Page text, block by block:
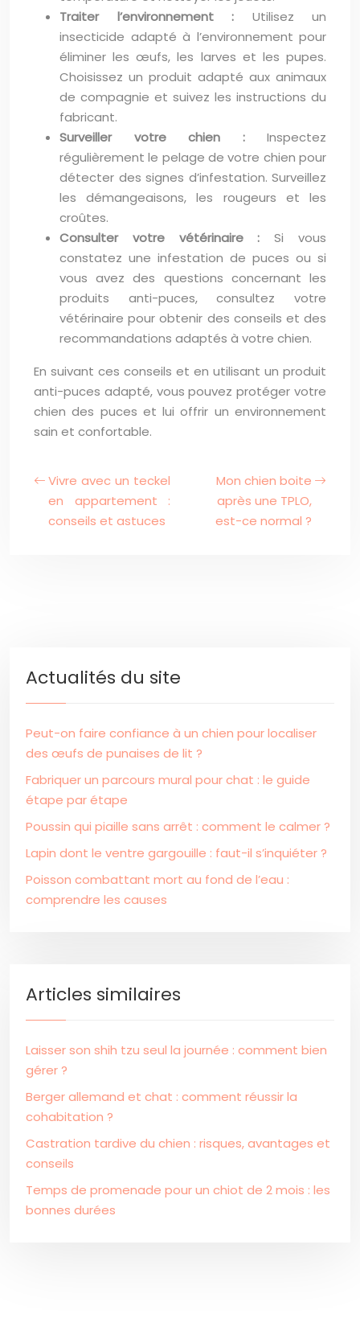
Traiter l’environnement : Utilisez un
insecticide adapté à l’environnement pour
éliminer les œufs, les larves et les pupes.
Choisissez un produit adapté aux animaux
de compagnie et suivez les instructions du
fabricant.
Surveiller votre chien : Inspectez
régulièrement le pelage de votre chien pour
détecter des signes d’infestation. Surveillez
les démangeaisons, les rougeurs et les
croûtes.
Consulter votre vétérinaire :Si vous
constatez une infestation de puces ou si
vous avez des questions concernant les
produits anti-puces, consultez votre
vétérinaire pour obtenir des conseils et des
recommandations adaptés à votre chien.
En suivant ces conseils et en utilisant un produit
anti-puces adapté, vous pouvez protéger votre
chien des puces et lui offrir un environnement
sain et confortable.
Vivre avec un teckel
en appartement :
conseils et astuces
Mon chien boite
après une TPLO,
est-ce normal ?
Actualités du site
Peut-on faire confiance à un chien pour localiser
des œufs de punaises de lit ?
Fabriquer un parcours mural pour chat : le guide
étape par étape
Poussin qui piaille sans arrêt : comment le calmer ?
Lapin dont le ventre gargouille : faut-il s’inquiéter ?
Poisson combattant mort au fond de l’eau :
comprendre les causes
Articles similaires
Laisser son shih tzu seul la journée : comment bien
gérer ?
Berger allemand et chat : comment réussir la
cohabitation ?
Castration tardive du chien : risques, avantages et
conseils
Temps de promenade pour un chiot de 2 mois : les
bonnes durées